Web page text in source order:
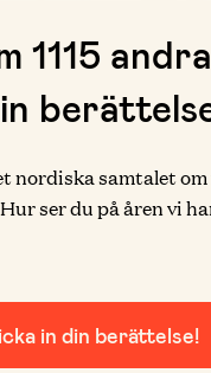
1115
nordiska samtalet
ser du på åren vi
in din berättelse!